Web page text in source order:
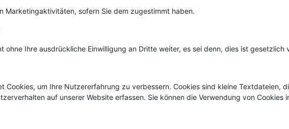
Marketingaktivitäten, sofern Sie dem zugestimmt haben.
ohne Ihre ausdrückliche Einwilligung an Dritte weiter, es sei denn, dies ist
Cookies, um Ihre Nutzererfahrung zu verbessern. Cookies sind kleine Textdateien,
auf unserer Website erfassen. Sie können die Verwendung von Cookies